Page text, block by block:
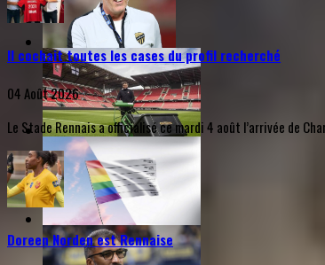
Il cochait toutes les cases du profil recherché
04 Août 2026
Le Stade Rennais a officialisé ce mardi 4 août l’arrivée de
Doreen Norden est Rennaise